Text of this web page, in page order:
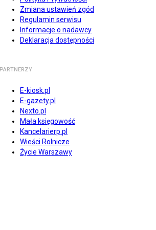
Zmiana ustawień zgód
Regulamin serwisu
Informacje o nadawcy
Deklaracja dostępności
PARTNERZY
E-kiosk.pl
E-gazety.pl
Nexto.pl
Mała księgowość
Kancelarierp.pl
Wieści Rolnicze
Życie Warszawy